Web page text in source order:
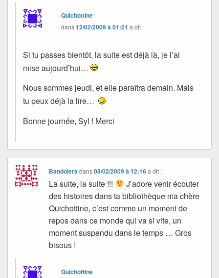
Quichottine
dans12/02/2009 à 01:21 a dit :
Si tu passes bientôt, la suite est déjà là, je l’ai
mise aujourd’hui…
Nous sommes jeudi, et elle paraîtra demain. Mais
tu peux déjà la lire…
Bonne journée, Syl ! Merci
Bandolera dans08/02/2009 à 12:16 a dit :
La suite, la suite !!!
J’adore venir écouter
des histoires dans ta bibliothèque ma chère
Quichottine, c’est comme un moment de
repos dans ce monde qui va si vite, un
moment suspendu dans le temps … Gros
bisous !
Quichottine